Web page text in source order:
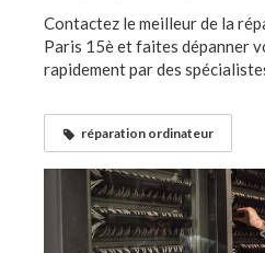
Contactez le meilleur de la
Paris 15è et faites dépanner
rapidement par des
réparation ordinateur